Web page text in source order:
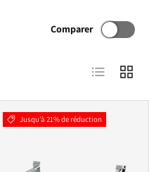
Comparer
Liste Grille
Jusqu’à 21% de réduction